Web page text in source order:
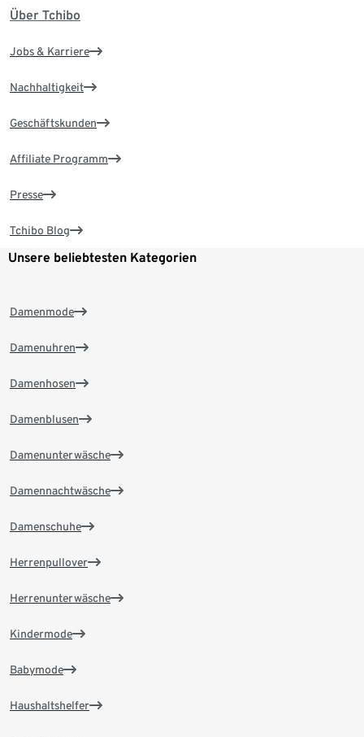
Über Tchibo
Jobs & Karriere
Nachhaltigkeit
Geschäftskunden
Affiliate Programm
Presse
Tchibo Blog
Unsere beliebtesten Kategorien
Damenmode
Damenuhren
Damenhosen
Damenblusen
Damenunterwäsche
Damennachtwäsche
Damenschuhe
Herrenpullover
Herrenunterwäsche
Kindermode
Babymode
Haushaltshelfer